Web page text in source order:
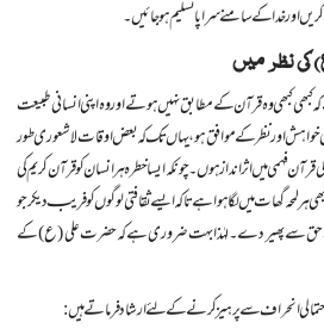
کریں اور خدا کے سامنے سراپا تسلیم ہو جائیں۔
نظر میں
کبھی وہ قرآن کے مطابق نہیں ہوتے اور وہ اپنی انسانی طبیعت
اور نظر کے موافق ہو، یہاں تک کہ بعض اوقات لاشعوری طور
میں اثر انداز ہوں۔ چونکہ ایسا خطرہ ہر انسان کو قرآن کریم کی
گھات میں لگا ہوا ہے تاکہ ایسے ثقافتی لوگوں کو فریب دیکر جو
راہ حق سے پھیر دے۔ لہٰذا بہت ضروری ہے کہ حضرت علی (ع) کے
انحراف سے پرہیز کرنے کے لئے ارشاد فرماتے ہیں: